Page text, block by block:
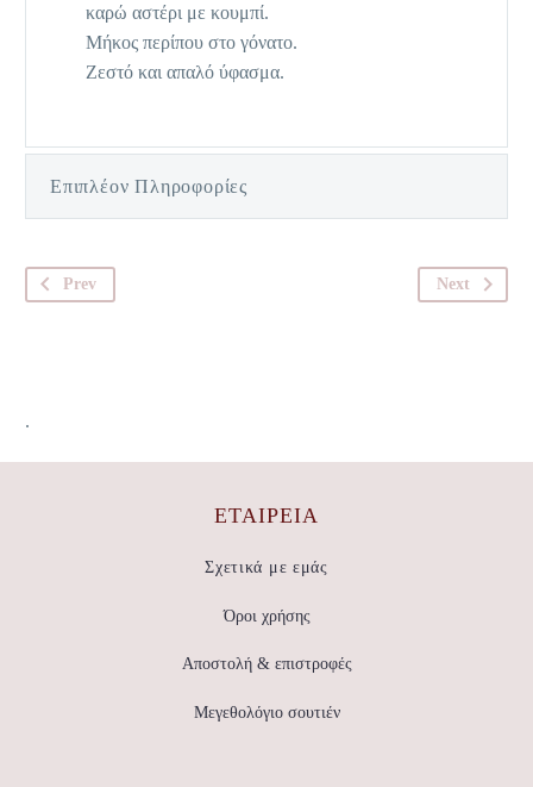
καρώ αστέρι με κουμπί.
Μήκος περίπου στο γόνατο.
Ζεστό και απαλό ύφασμα.
Επιπλέον Πληροφορίες
Prev Next
.
ΕΤΑΙΡΕΊΑ
Σχετικά με εμάς
Όροι χρήσης
Αποστολή & επιστροφές
Μεγεθολόγιο σουτιέν